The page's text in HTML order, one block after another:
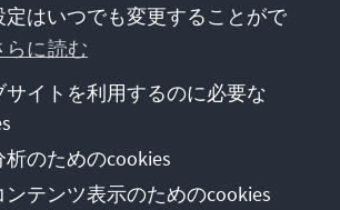
ョン
ださい
定はいつでも変更することがで
らに読む
サイトを利用するのに必要な
析のためのcookies
ンテンツ表示のためのcookies